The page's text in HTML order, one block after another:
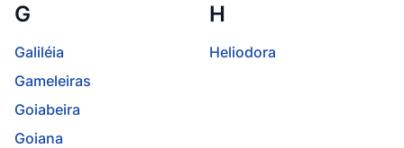
G
Galiléia
Gameleiras
Goiabeira
Goiana
H
Heliodora